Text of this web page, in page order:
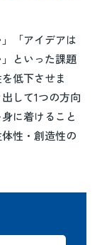
「アイデアは
といった課題
低下させま
して1つの方向
に着けること
性・創造性の